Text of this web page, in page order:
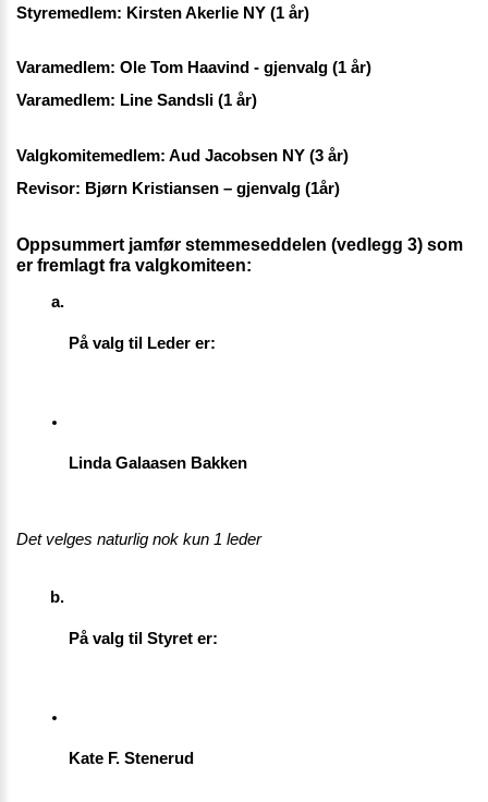
Styremedlem: Kirsten Akerlie NY (1 år)
Varamedlem: Ole Tom Haavind - gjenvalg (1 år)
Varamedlem: Line Sandsli (1 år)
Valgkomitemedlem: Aud Jacobsen NY (3 år)
Revisor: Bjørn Kristiansen – gjenvalg (1år)
Oppsummert jamfør stemmeseddelen (vedlegg 3) som
er fremlagt fra valgkomiteen:
På valg til Leder er:
Linda Galaasen Bakken
Det velges naturlig nok kun 1 leder
På valg til Styret er:
Kate F. Stenerud